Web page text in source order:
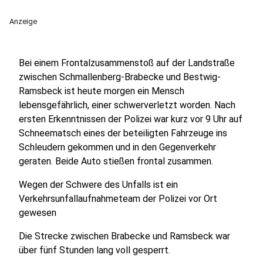
Anzeige
Bei einem Frontalzusammenstoß auf der Landstraße
zwischen Schmallenberg-Brabecke und Bestwig-
Ramsbeck ist heute morgen ein Mensch
lebensgefährlich, einer schwerverletzt worden. Nach
ersten Erkenntnissen der Polizei war kurz vor 9 Uhr auf
Schneematsch eines der beteiligten Fahrzeuge ins
Schleudern gekommen und in den Gegenverkehr
geraten. Beide Auto stießen frontal zusammen.
Wegen der Schwere des Unfalls ist ein
Verkehrsunfallaufnahmeteam der Polizei vor Ort
gewesen
Die Strecke zwischen Brabecke und Ramsbeck war
über fünf Stunden lang voll gesperrt.